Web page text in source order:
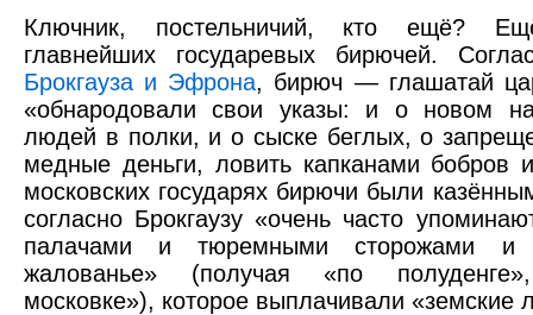
Ключник, постельничий, кто ещё?
главнейших государевых бирючей.
Брокгауза и Эфрона, бирюч — глашатай
«обнародовали свои указы: и о новом
людей в полки, и о сыске беглых, о
медные деньги, ловить капканами бобров
московских государях бирючи были
согласно Брокгаузу «очень часто
палачами и тюремными сторожами и
жалованье» (получая «по
московке»), которое выплачивали «земские